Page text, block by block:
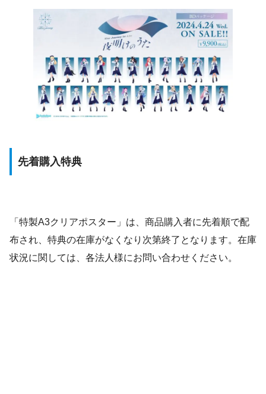
先着購入特典
「特製A3クリアポスター」は、商品購入者に先着順で配
布され、特典の在庫がなくなり次第終了となります。在庫
状況に関しては、各法人様にお問い合わせください。